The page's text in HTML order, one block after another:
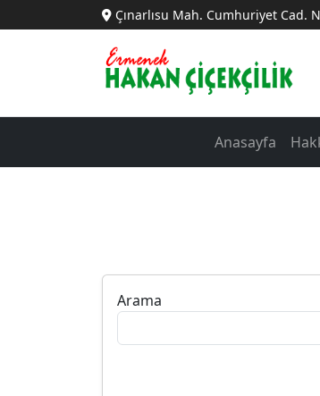
Çınarlısu Mah. Cumhuriyet Cad.
Anasayfa
Arama